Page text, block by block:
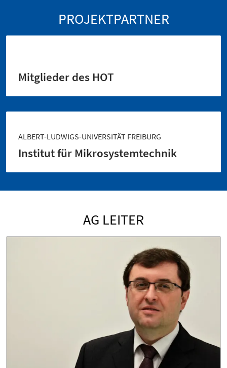
PROJEKTPARTNER
Mitglieder des HOT
ALBERT-LUDWIGS-UNIVERSITÄT FREIBURG
Institut für Mikrosystemtechnik
AG LEITER